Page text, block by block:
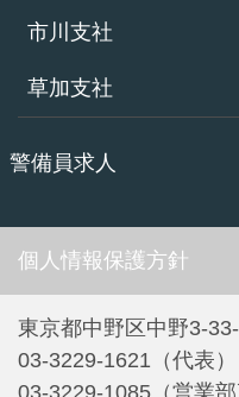
市川支社
草加支社
警備員求人
個人情報保護方針
東京都中野区中野3-
03-3229-1621（代表）
03-3229-1085（営業部